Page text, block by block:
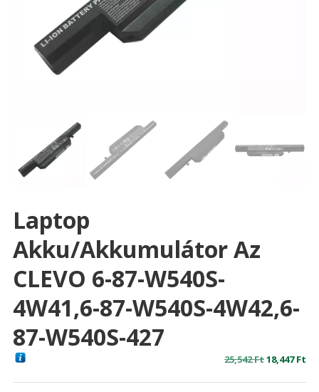
Laptop
Akku/akkumulátor Az
CLEVO 6-87-W540S-
4W41,6-87-W540S-4W42,6-
87-W540S-427
25,542FtOriginal
18,447Ft